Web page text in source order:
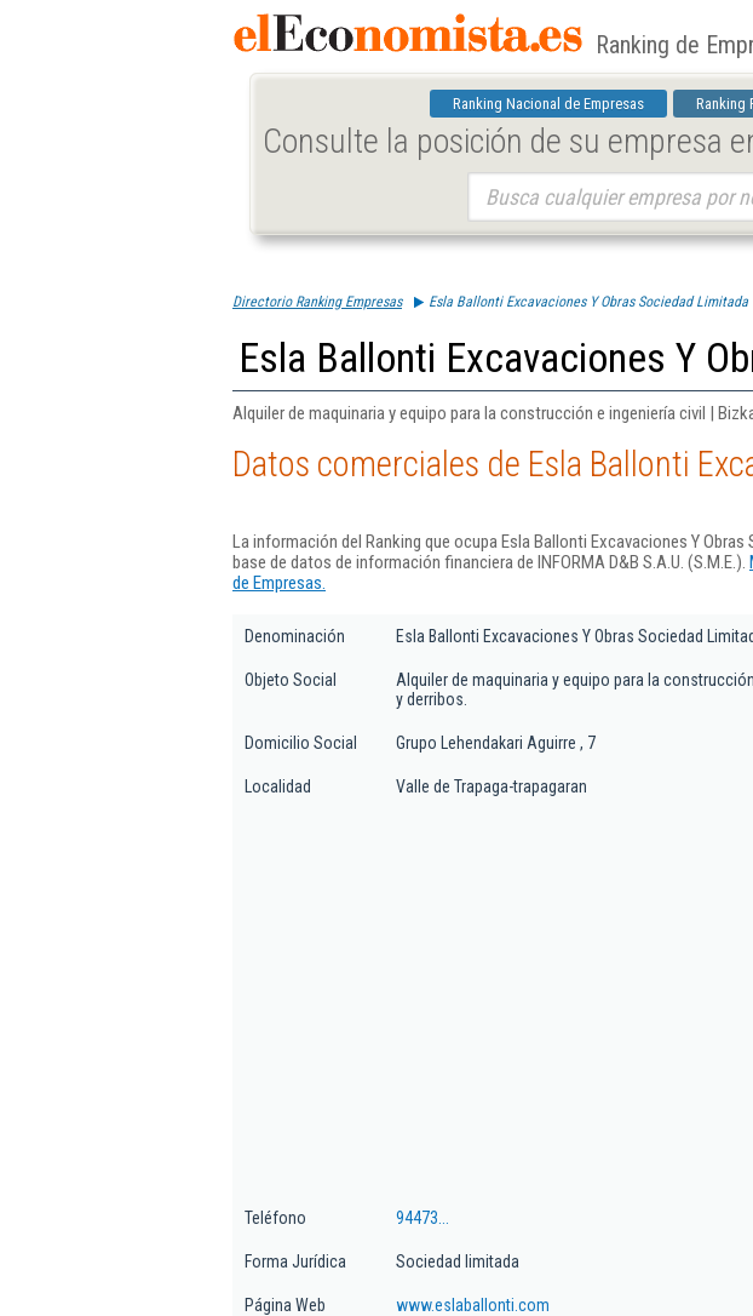
Ranking de
Ranking Nacional de Empresas Ranking
Consulte la posición de su empresa
Directorio Ranking Empresas Esla Ballonti Excavaciones Y Obras Sociedad Limitada
Esla Ballonti Excavaciones Y
Alquiler de maquinaria y equipo para la construcción e ingeniería civil |
Datos comerciales de Esla Ballonti
La información del Ranking que ocupa Esla Ballonti Excavaciones Y
base de datos de información financiera de INFORMA D&B S.A.U. (S.M.E.).
de Empresas.
Denominación Esla Ballonti Excavaciones Y Obras Sociedad
Objeto Social
Alquiler de maquinaria y equipo para la
y derribos.
Domicilio Social Grupo Lehendakari Aguirre , 7
Localidad Valle de Trapaga-trapagaran
Teléfono 94473...
Forma Jurídica Sociedad limitada
Página Web www.eslaballonti.com